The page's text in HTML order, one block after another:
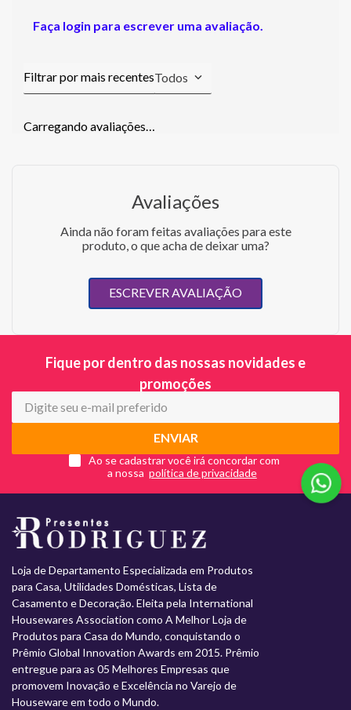
Faça login para escrever uma avaliação.
Todos
Carregando avaliações…
Avaliações
Ainda não foram feitas avaliações para este
produto, o que acha de deixar uma?
ESCREVER AVALIAÇÃO
Fique por dentro das nossas novidades e
promoções
ENVIAR
Ao se cadastrar você irá concordar com
a nossa
Loja de Departamento Especializada em Produtos
para Casa, Utilidades Domésticas, Lista de
Casamento e Decoração. Eleita pela International
Housewares Association como A Melhor Loja de
Produtos para Casa do Mundo, conquistando o
Prêmio Global Innovation Awards em 2015. Prêmio
entregue para as 05 Melhores Empresas que
promovem Inovação e Excelência no Varejo de
Houseware em todo o Mundo.